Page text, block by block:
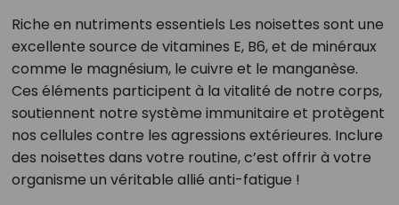
Riche en nutriments essentiels Les noisettes sont une
excellente source de vitamines E, B6, et de minéraux
comme le magnésium, le cuivre et le manganèse.
Ces éléments participent à la vitalité de notre corps,
soutiennent notre système immunitaire et protègent
nos cellules contre les agressions extérieures. Inclure
des noisettes dans votre routine, c’est offrir à votre
organisme un véritable allié anti-fatigue !